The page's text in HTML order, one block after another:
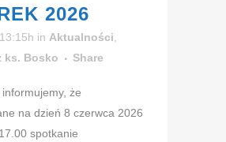
2026
in Aktualności,
ks. Bosko
Share
że
na dzień 8 czerwca 2026
spotkanie